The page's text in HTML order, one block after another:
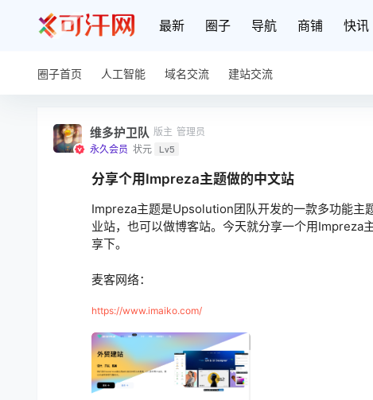
最新 圈子 导航 商铺 快讯
圈子首页 人工智能 域名交流 建站交流
维多护卫队 版主 管理员
永久会员 状元 Lv5
分享个用Impreza主题做的中文站
Impreza主题是Upsolution团队开发的一款多功能主
业站，也可以做博客站。今天就分享一个用
享下。
麦客网络：
https://www.imaiko.com/